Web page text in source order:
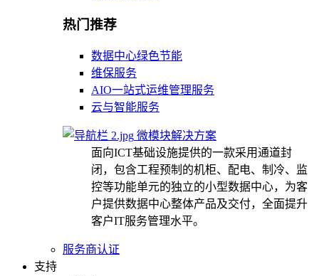
热门推荐
数据中心绿色节能
维保服务
AIO一站式运维管理服务
云与智能服务
微模块解决方案
面向ICT基础设施提供的一款采用通道封
闭，包含工程预制的机柜、配电、制冷、监
控等功能单元的独立的小型数据中心，为客
户提供数据中心整体产品及交付，全面提升
客户IT服务管理水平。
服务商认证
支持